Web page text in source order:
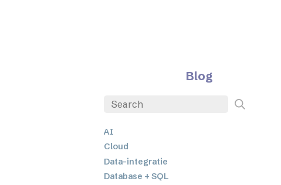
Blog
AI
Cloud
Data-integratie
Database + SQL